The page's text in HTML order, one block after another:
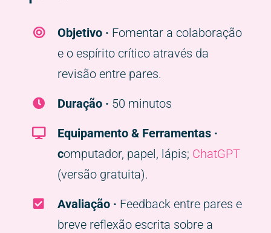
Objetivo · Fomentar a colaboração
e o espírito crítico através da
revisão entre pares.
Duração · 50 minutos
Equipamento & Ferramentas ·
computador, papel, lápis; ChatGPT
(versão gratuita).
Avaliação · Feedback entre pares e
breve reflexão escrita sobre a